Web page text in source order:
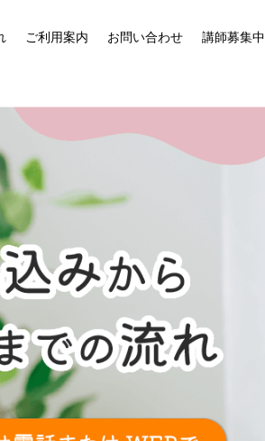
ご利用案内 お問い合わせ 講師募集中